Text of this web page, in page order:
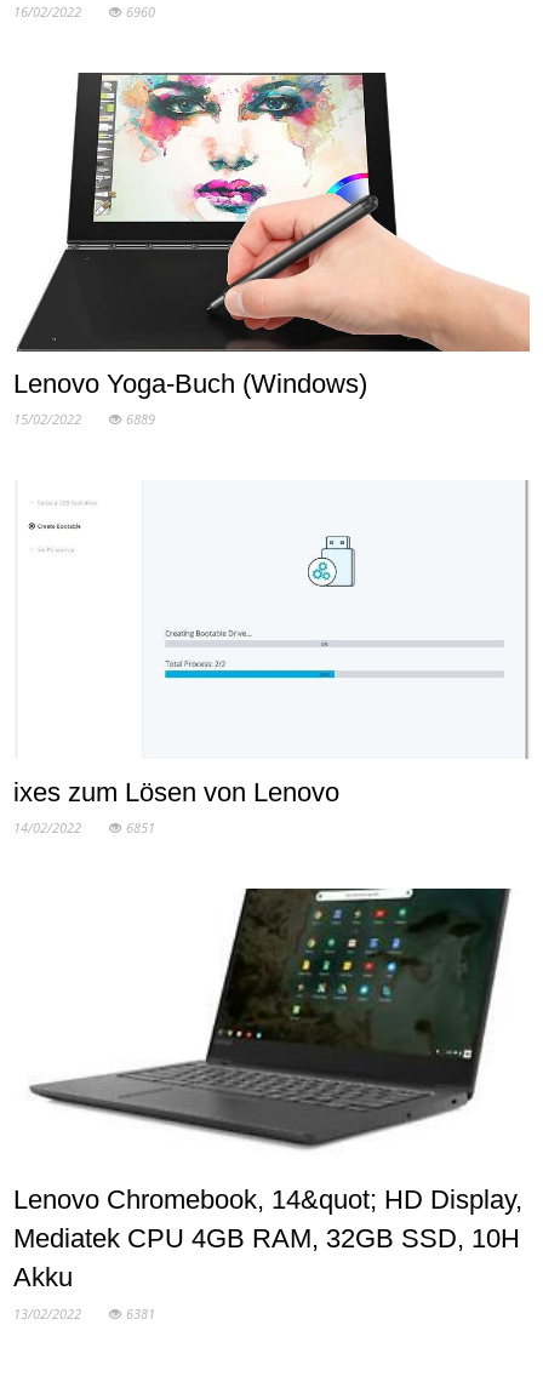
16/02/2022 6960
Lenovo Yoga-Buch (Windows)
15/02/2022 6889
ixes zum Lösen von Lenovo
14/02/2022 6851
Lenovo Chromebook, 14&quot; HD Display,
Mediatek CPU 4GB RAM, 32GB SSD, 10H
Akku
13/02/2022 6381